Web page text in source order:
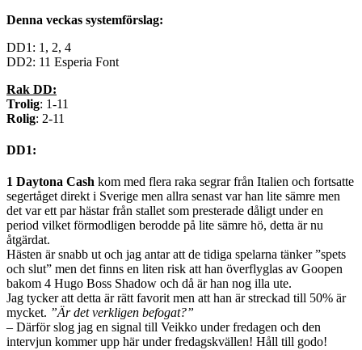
Denna veckas systemförslag:
DD1: 1, 2, 4
DD2: 11 Esperia Font
Rak DD:
Trolig: 1-11
Rolig: 2-11
DD1:
1 Daytona Cash kom med flera raka segrar från Italien och fortsatte
segertåget direkt i Sverige men allra senast var han lite sämre men
det var ett par hästar från stallet som presterade dåligt under en
period vilket förmodligen berodde på lite sämre hö, detta är nu
åtgärdat.
Hästen är snabb ut och jag antar att de tidiga spelarna tänker ”spets
och slut” men det finns en liten risk att han överflyglas av Goopen
bakom 4 Hugo Boss Shadow och då är han nog illa ute.
Jag tycker att detta är rätt favorit men att han är streckad till 50% är
mycket. ”Är det verkligen befogat?”
– Därför slog jag en signal till Veikko under fredagen och den
intervjun kommer upp här under fredagskvällen! Håll till godo!